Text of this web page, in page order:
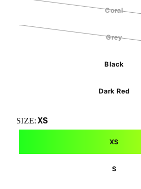
Coral
Grey
Black
Dark Red
SIZE: XS
XS
S